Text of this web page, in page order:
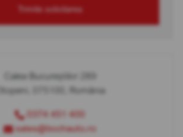
Trimite solicitarea
Calea Bucureștilor 289
Otopeni, 075100, România
0374 451 400
sales@bcchauto.ro